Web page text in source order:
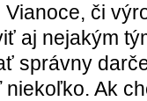
Vianoce, či
aj nejakým
správny
niekoľko. Ak